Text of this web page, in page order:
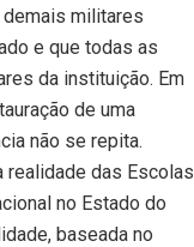
militares
e que todas as
da instituição. Em
de uma
não se repita.
das Escolas
no Estado do
baseada no